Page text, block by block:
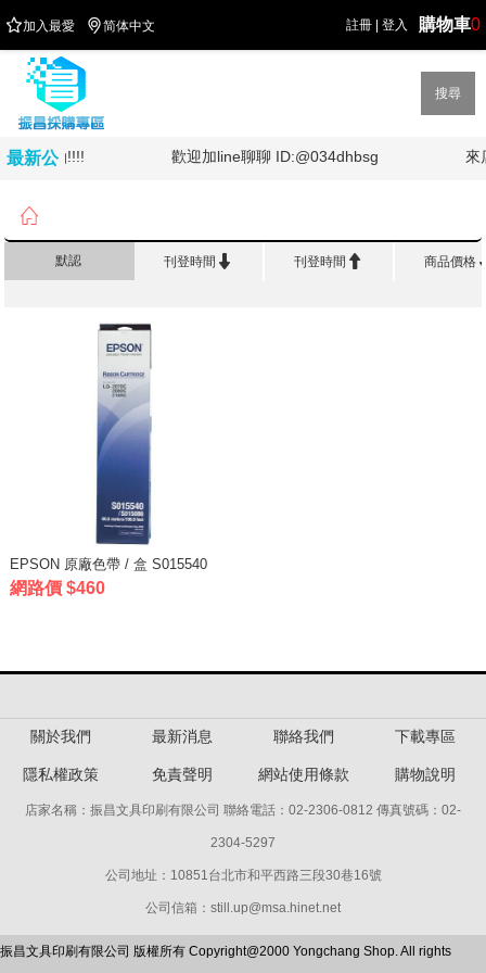
註冊 登入 購物車0
加入最愛 简体中文
搜尋
最新公
灣加油!!!! 歡迎加line聊聊 ID:@034dhbsg 來

默認 刊登時間  刊登時間  商品價格
EPSON 原廠色帶 / 盒 S015540
網路價 $460
關於我們 最新消息 聯絡我們 下載專區
隱私權政策 免責聲明 網站使用條款 購物說明
店家名稱：振昌文具印刷有限公司 聯絡電話：02-2306-0812 傳真號碼：02-
2304-5297
公司地址：10851台北市和平西路三段30巷16號
公司信箱：still.up@msa.hinet.net
振昌文具印刷有限公司 版權所有 Copyright@2000 Yongchang Shop. All rights